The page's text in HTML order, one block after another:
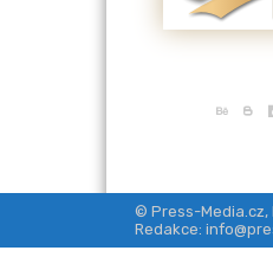
© Press-Media.cz,
Redakce: